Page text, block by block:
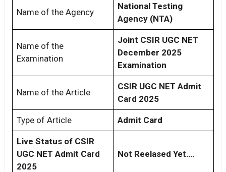
Name of the Agency
National Testing
Agency (NTA)
Name of the
Examination
Joint CSIR UGC NET
December 2025
Examination
Name of the Article
CSIR UGC NET Admit
Card 2025
Type of Article Admit Card
Live Status of CSIR
UGC NET Admit Card
2025
Not Reelased Yet….